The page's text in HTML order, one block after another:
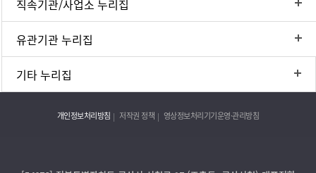
직속기관/사업소 누리집
유관기관 누리집
기타 누리집
개인정보처리방침 저작권 정책 영상정보처리기기운영·관리방침